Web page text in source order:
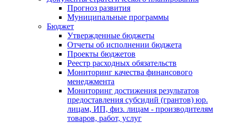
Прогноз развития
Муниципальные программы
Бюджет
Утвержденные бюджеты
Отчеты об исполнении бюджета
Проекты бюджетов
Реестр расходных обязательств
Мониторинг качества финансового
менеджмента
Мониторинг достижения результатов
предоставления субсидий (грантов) юр.
лицам, ИП, физ. лицам - производителям
товаров, работ, услуг